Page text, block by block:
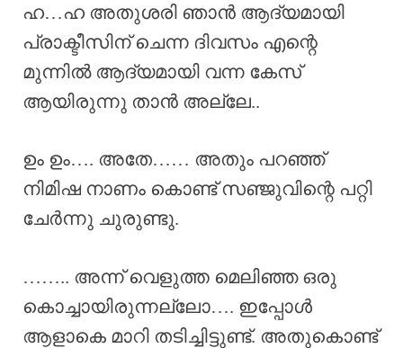
ഹ…ഹ അതുശരി ഞാൻ ആദ്യമായി
പ്രാക്ടീസിന് ചെന്ന ദിവസം എന്റെ
മുന്നിൽ ആദ്യമായി വന്ന കേസ്
ആയിരുന്നു താൻ അല്ലേ..
ഉം ഉം…. അതേ…… അതും പറഞ്ഞ്
നിമിഷ നാണം കൊണ്ട് സഞ്ജുവിന്റെ പറ്റി
ചേർന്നു ചുരുണ്ടു.
…….. അന്ന് വെളുത്ത മെലിഞ്ഞ ഒരു
കൊച്ചായിരുന്നല്ലോ…. ഇപ്പോൾ
ആളാകെ മാറി തടിച്ചിട്ടുണ്ട്. അതുകൊണ്ട്